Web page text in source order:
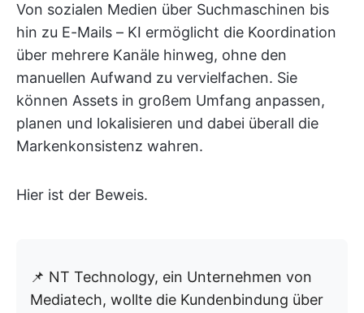
Von sozialen Medien über Suchmaschinen bis
hin zu E-Mails – KI ermöglicht die Koordination
über mehrere Kanäle hinweg, ohne den
manuellen Aufwand zu vervielfachen. Sie
können Assets in großem Umfang anpassen,
planen und lokalisieren und dabei überall die
Markenkonsistenz wahren.
Hier ist der Beweis.
📌 NT Technology, ein Unternehmen von
Mediatech, wollte die Kundenbindung über